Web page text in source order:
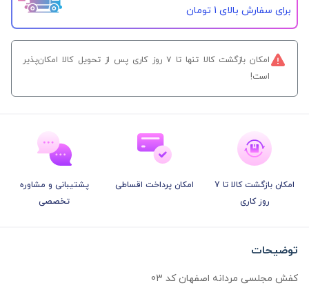
برای سفارش‌ بالای 1 تومان
امکان بازگشت کالا تنها تا ۷ روز کاری پس از تحویل کالا امکان‌پذیر
است!
امکان بازگشت کالا تا 7
روز کاری
امکان پرداخت اقساطی
پشتیبانی و مشاوره
تخصصی
توضیحات
کفش مجلسی مردانه اصفهان کد 03